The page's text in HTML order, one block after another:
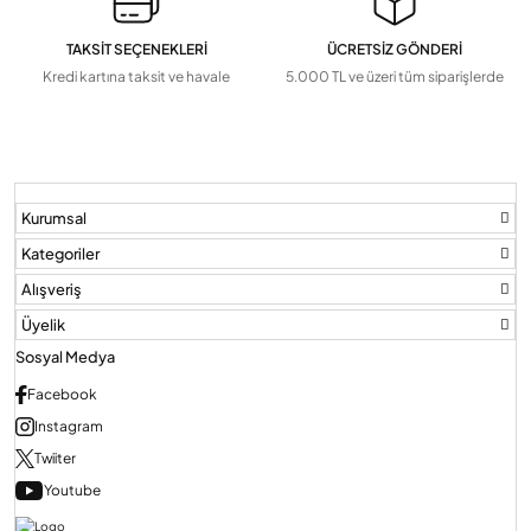
TAKSİT SEÇENEKLERİ
Kredi kartına taksit ve havale
ÜCRETSİZ GÖNDERİ
5.000 TL ve üzeri tüm siparişlerde
Kurumsal
Kategoriler
Alışveriş
Üyelik
Sosyal Medya
Facebook
Instagram
Twiiter
Youtube